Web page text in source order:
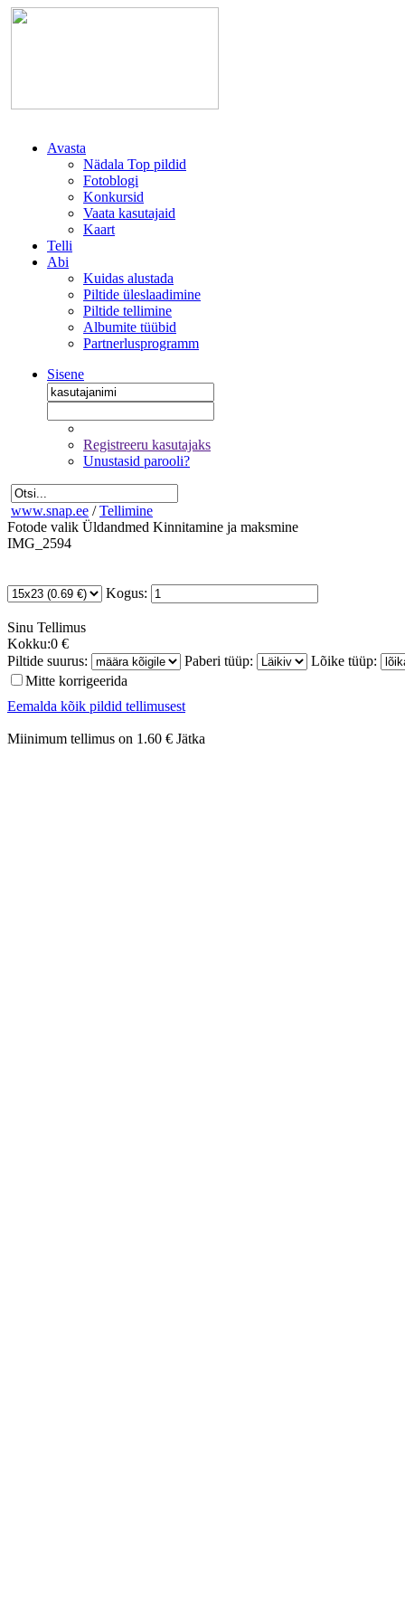
Avasta
Nädala Top pildid
Fotoblogi
Konkursid
Vaata kasutajaid
Kaart
Telli
Abi
Kuidas alustada
Piltide üleslaadimine
Piltide tellimine
Albumite tüübid
Partnerlusprogramm
Sisene
Registreeru kasutajaks
Unustasid parooli?
www.snap.ee / Tellimine
Fotode valik Üldandmed Kinnitamine ja maksmine
IMG_2594
Kogus:
Sinu Tellimus
Kokku:0 €
Piltide suurus:
Paberi tüüp:
Lõike tüüp:
Mitte korrigeerida
Eemalda kõik pildid tellimusest
Miinimum tellimus on 1.60 € Jätka